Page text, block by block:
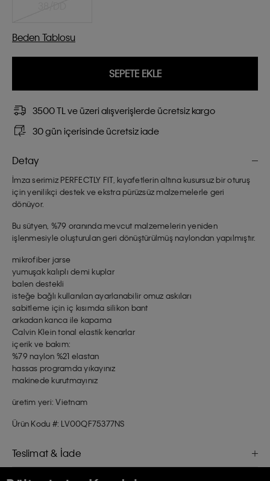
Beden Tablosu
SEPETE EKLE
3500 TL ve üzeri alışverişlerde ücretsiz kargo
30 gün içerisinde ücretsiz iade
Detay
İmza serimiz PERFECTLY FIT, kıyafetlerin altına kusursuz bir oturuş
için yenilikçi destek ve ekstra pürüzsüz malzemelerle geri
dönüyor.
Bu sütyen, %79 oranında mevcut malzemelerin yeniden
işlenmesiyle oluşturulan geri dönüştürülmüş naylondan yapılmıştır.
mikrofiber jarse
yumuşak kalıplı demi kuplar
balen destekli
isteğe bağlı kullanılan ayarlanabilir omuz askıları
sabitleme için iç kısımda silikon bant
arkadan kanca ile kapama
Calvin Klein tonal elastik kenarlar
içerik ve bakım:
%79 naylon %21 elastan
hassas programda yıkayınız
makinede kurutmayınız
üretim yeri: Vietnam
Ürün Kodu #: LV00QF75377NS
Teslimat & İade